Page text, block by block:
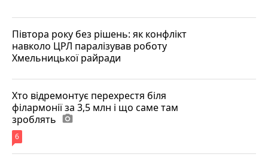
Півтора року без рішень: як конфлікт
навколо ЦРЛ паралізував роботу
Хмельницької райради
Хто відремонтує перехрестя біля
філармонії за 3,5 млн і що саме там
зроблять photo_camera
6